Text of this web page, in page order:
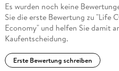
Es wurden noch keine
Sie die erste Bewertung zu "Life
Economy" und helfen Sie damit
Kaufentscheidung.
Erste Bewertung schreiben